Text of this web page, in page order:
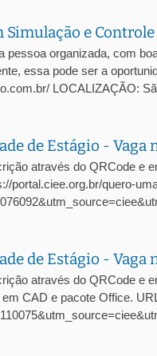
Simulação e Controle
pessoa organizada, com
essa pode ser a
LOCALIZAÇÃO:
de Estágio - Vaga
através do QRCode e
portal.ciee.org.br/quero-
de Estágio - Vaga
através do QRCode e
CAD e pacote Office.